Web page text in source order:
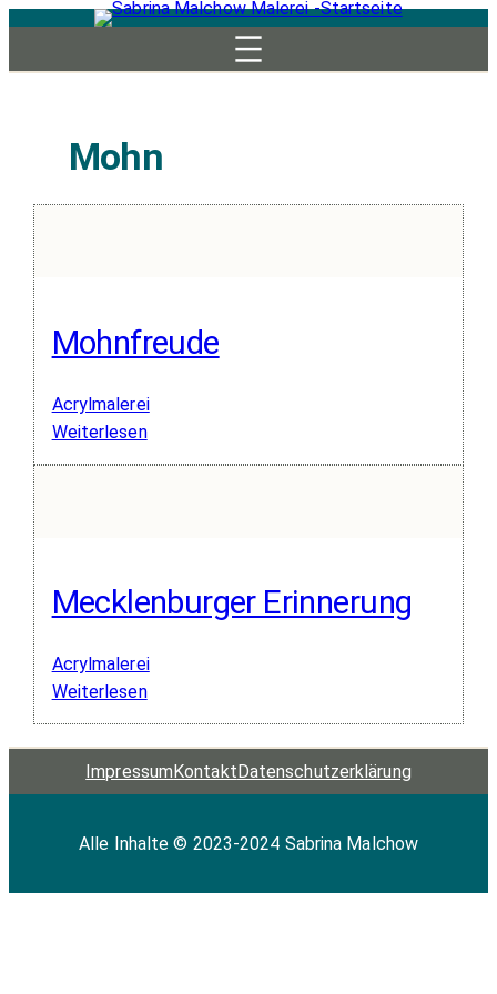
Zum
springen
Mohn
Mohnfreude
Acrylmalerei
Weiterlesen:
Mecklenburger Erinnerung
Acrylmalerei
Weiterlesen:
Mecklenburger
Erinnerung
ImpressumKontaktDatenschutz­erklärung
Alle Inhalte © 2023-2024 Sabrina Malchow